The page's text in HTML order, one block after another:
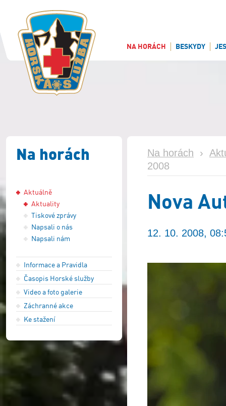
NA HORÁCH BESKYDY
Na horách
Aktuálně
Aktuality
Tiskové zprávy
Napsali o nás
Napsali nám
Informace a Pravidla
Časopis Horské služby
Video a foto galerie
Záchranné akce
Ke stažení
Na horách ›
2008
Nova
12. 10. 2008,